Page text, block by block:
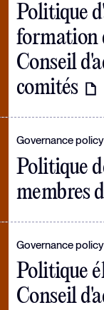
Politique
formation
Conseil
comités
Governance policy
Politique
membres
Governance policy
Politique
Conseil